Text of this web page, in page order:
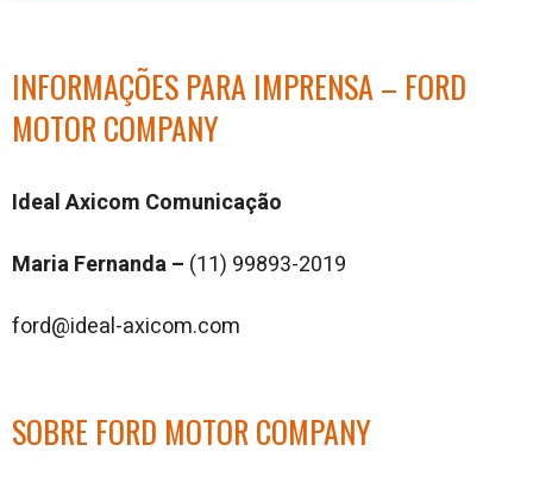
INFORMAÇÕES PARA IMPRENSA – FORD
MOTOR COMPANY
Ideal Axicom Comunicação
Maria Fernanda – (11) 99893-2019
ford@ideal-axicom.com
SOBRE FORD MOTOR COMPANY